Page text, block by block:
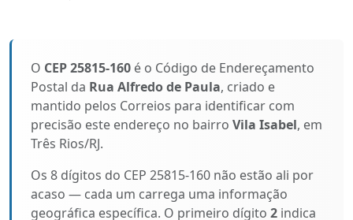
O CEP 25815-160 é o Código de Endereçamento
Postal da Rua Alfredo de Paula, criado e
mantido pelos Correios para identificar com
precisão este endereço no bairro Vila Isabel, em
Três Rios/RJ.
Os 8 dígitos do CEP 25815-160 não estão ali por
acaso — cada um carrega uma informação
geográfica específica. O primeiro dígito 2 indica